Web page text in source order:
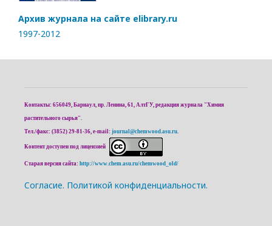
Архив журнала на сайте elibrary.ru
1997-2012
Контакты: 656049, Барнаул, пр. Ленина, 61, АлтГУ, редакция журнала "Химия
растительного сырья".
Тел./факс: (3852) 29-81-36, e-mail: journal@chemwood.asu.ru.
Контент доступен под лицензией
Старая версия сайта: http://www.chem.asu.ru/chemwood_old/
Cогласие. Политикой конфиденциальности.